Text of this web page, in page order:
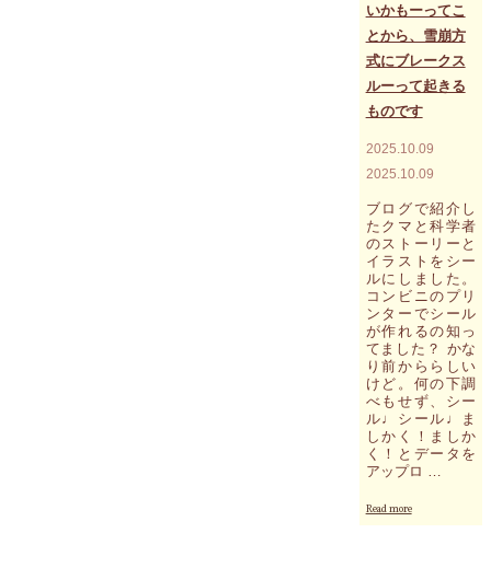
か
な
た
へ
の
メ
セ
ー
～
目
覚
め
変
異
し
た
性
質
と
そ
姿
いかもーってこ
とから、雪崩方
式にブレークス
ルーって起きる
ものです
2025.10.09
2025.10.09
ブログで紹介し
たクマと科学者
のストーリーと
イラストをシー
ルにしました。
コンビニのプリ
ンターでシール
が作れるの知っ
てました？ かな
り前かららしい
けど。何の下調
べもせず、シー
ル♩シール♩ま
しかく！ましか
く！とデータを
アップロ …
Read more